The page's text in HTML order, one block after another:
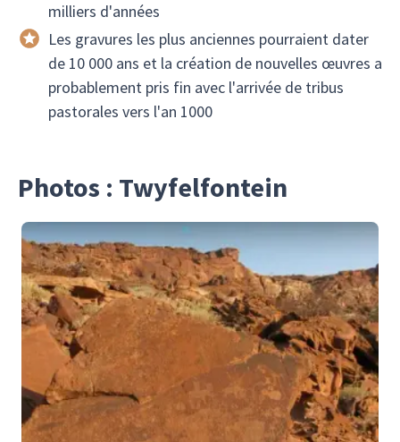
milliers d'années
Les gravures les plus anciennes pourraient dater
de 10 000 ans et la création de nouvelles œuvres a
probablement pris fin avec l'arrivée de tribus
pastorales vers l'an 1000
Photos : Twyfelfontein